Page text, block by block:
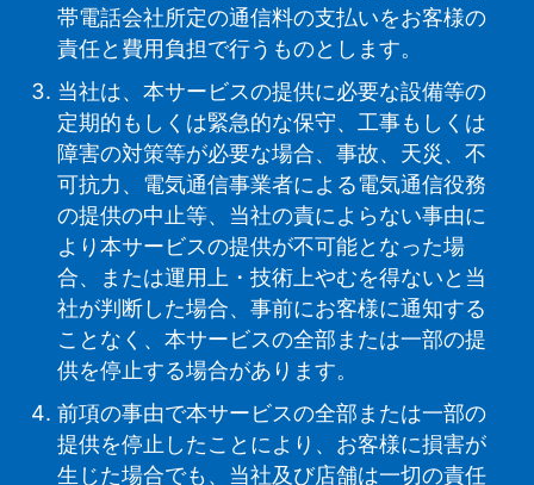
帯電話会社所定の通信料の支払いをお客様の
責任と費用負担で行うものとします。
当社は、本サービスの提供に必要な設備等の
定期的もしくは緊急的な保守、工事もしくは
障害の対策等が必要な場合、事故、天災、不
可抗力、電気通信事業者による電気通信役務
の提供の中止等、当社の責によらない事由に
より本サービスの提供が不可能となった場
合、または運用上・技術上やむを得ないと当
社が判断した場合、事前にお客様に通知する
ことなく、本サービスの全部または一部の提
供を停止する場合があります。
前項の事由で本サービスの全部または一部の
提供を停止したことにより、お客様に損害が
生じた場合でも、当社及び店舗は一切の責任